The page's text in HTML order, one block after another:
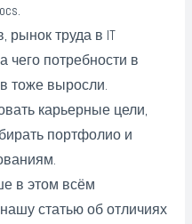
рынок труда в IT
чего потребности в
тоже выросли.
карьерные цели,
портфолио и
в этом всём
статью об отличиях